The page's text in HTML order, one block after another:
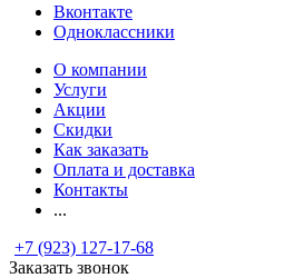
Вконтакте
Одноклассники
О компании
Услуги
Акции
Скидки
Как заказать
Оплата и доставка
Контакты
...
+7 (923) 127-17-68
Заказать звонок